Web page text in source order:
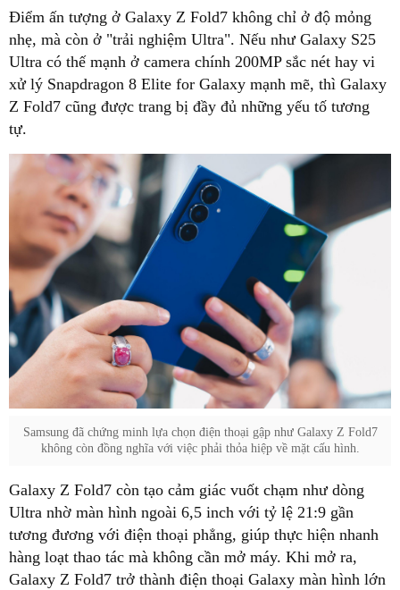
Điểm ấn tượng ở Galaxy Z Fold7 không chỉ ở độ mỏng
nhẹ, mà còn ở "trải nghiệm Ultra". Nếu như Galaxy S25
Ultra có thế mạnh ở camera chính 200MP sắc nét hay vi
xử lý Snapdragon 8 Elite for Galaxy mạnh mẽ, thì Galaxy
Z Fold7 cũng được trang bị đầy đủ những yếu tố tương
tự.
Samsung đã chứng minh lựa chọn điện thoại gập như Galaxy Z Fold7
không còn đồng nghĩa với việc phải thỏa hiệp về mặt cấu hình.
Galaxy Z Fold7 còn tạo cảm giác vuốt chạm như dòng
Ultra nhờ màn hình ngoài 6,5 inch với tỷ lệ 21:9 gần
tương đương với điện thoại phẳng, giúp thực hiện nhanh
hàng loạt thao tác mà không cần mở máy. Khi mở ra,
Galaxy Z Fold7 trở thành điện thoại Galaxy màn hình lớn